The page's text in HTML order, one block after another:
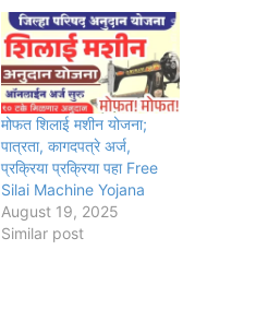
मोफत शिलाई मशीन योजना;
पात्रता, कागदपत्रे अर्ज,
प्रक्रिया प्रक्रिया पहा Free
Silai Machine Yojana
August 19, 2025
Similar post